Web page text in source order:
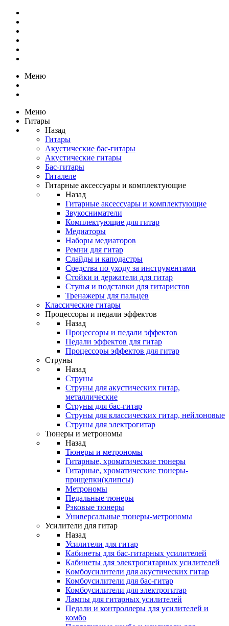
Меню
Меню
Гитары
Назад
Гитары
Акустические бас-гитары
Акустические гитары
Бас-гитары
Гиталеле
Гитарные аксессуары и комплектующие
Назад
Гитарные аксессуары и комплектующие
Звукосниматели
Комплектующие для гитар
Медиаторы
Наборы медиаторов
Ремни для гитар
Слайды и каподастры
Средства по уходу за инструментами
Стойки и держатели для гитар
Стулья и подставки для гитаристов
Тренажеры для пальцев
Классические гитары
Процессоры и педали эффектов
Назад
Процессоры и педали эффектов
Педали эффектов для гитар
Процессоры эффектов для гитар
Струны
Назад
Струны
Струны для акустических гитар,
металлические
Струны для бас-гитар
Струны для классических гитар, нейлоновые
Струны для электрогитар
Тюнеры и метрономы
Назад
Тюнеры и метрономы
Гитарные, хроматические тюнеры
Гитарные, хроматические тюнеры-
прищепки(клипсы)
Метрономы
Педальные тюнеры
Рэковые тюнеры
Универсальные тюнеры-метрономы
Усилители для гитар
Назад
Усилители для гитар
Кабинеты для бас-гитарных усилителей
Кабинеты для электрогитарных усилителей
Комбоусилители для акустических гитар
Комбоусилители для бас-гитар
Комбоусилители для электрогитар
Лампы для гитарных усилителей
Педали и контроллеры для усилителей и
комбо